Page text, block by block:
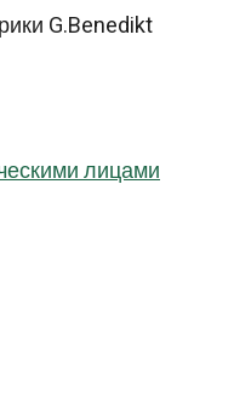
G.Benedikt
лицами